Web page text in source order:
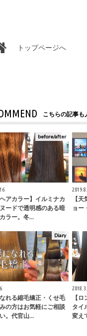
トップページへ
こちらの記事も
before/after
ヘアカラー】イルミナカ
ードで透明感のある暗
ラー。冬…
【
ョー
Diary
れる縮毛矯正・くせ毛
の方はお気軽にご相談
。代官山…
【
タイ
変え